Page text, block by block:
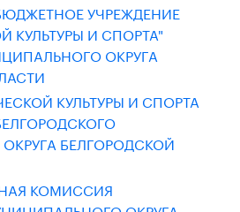
УЧРЕЖДЕНИЕ
КУЛЬТУРЫ И СПОРТА"
ОКРУГА
КУЛЬТУРЫ И СПОРТА
БЕЛГОРОДСКОЙ
КОМИССИЯ